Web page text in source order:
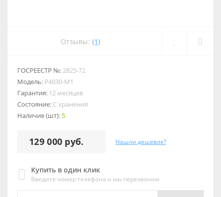
Отзывы: (1)
ГОСРЕЕСТР №:2825-72
Модель: Р4030-М1
Гарантия: 12 месяцев
Состояние: С хранения
Наличие (шт): 5
129 000 руб. Нашли дешевле?
Купить в один клик
Введите номер телефона и мы перезвоним